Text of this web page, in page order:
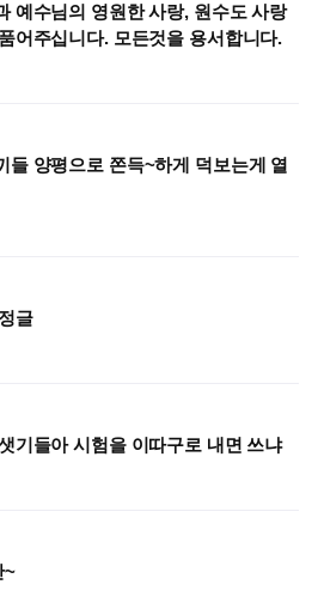
예수님의 영원한 사랑, 원수도 사랑
어주십니다. 모든것을 용서합니다.
들 양평으로 쫀득~하게 덕보는게 열
글
기들아 시험을 이따구로 내면 쓰냐
~